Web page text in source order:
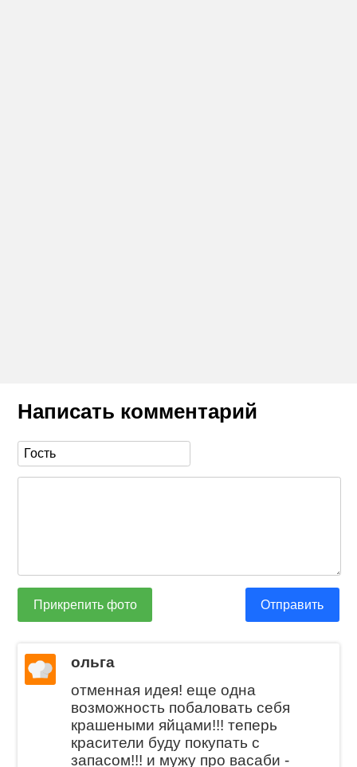
Написать комментарий
Прикрепить фото Отправить
ольга
отменная идея! еще одна
возможность побаловать себя
крашеными яйцами!!! теперь
красители буду покупать с
запасом!!! и мужу про васаби -